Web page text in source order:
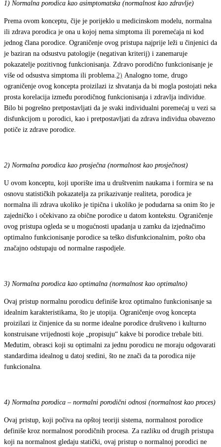
1) Normalna porodica kao asimptomatska (normalnost kao zdravlje)
Prema ovom konceptu, čije je porijeklo u medicinskom modelu, normalna
ili zdrava porodica je ona u kojoj nema simptoma ili poremećaja ni kod
jednog člana porodice. Ograničenje ovog pristupa najprije leži u činjenici da
je baziran na odsustvu patologije (negativan kriterij) i zanemaruje
pokazatelje pozitivnog funkcionisanja. Zdravo porodično funkcionisanje je
više od odsustva simptoma ili problema. 2) Analogno tome, drugo
ograničenje ovog koncepta proizilazi iz shvatanja da bi mogla postojati neka
prosta korelacija između porodičnog funkcionisanja i zdravlja individue.
Bilo bi pogrešno pretpostavljati da je svaki individualni poremećaj u vezi sa
disfunkcijom u porodici, kao i pretpostavljati da zdrava individua obavezno
potiče iz zdrave porodice.
2) Normalna porodica kao prosječna (normalnost kao prosječnost)
U ovom konceptu, koji uporište ima u društvenim naukama i formira se na
osnovu statističkih pokazatelja za prikazivanje realiteta, porodica je
normalna ili zdrava ukoliko je tipična i ukoliko je podudarna sa onim što je
zajedničko i očekivano za obične porodice u datom kontekstu. Ograničenje
ovog pristupa ogleda se u mogućnosti upadanja u zamku da izjednačimo
optimalno funkcionisanje porodice sa teško disfunkcionalnim, pošto oba
značajno odstupaju od normalne raspodjele.
3) Normalna porodica kao optimalna (normalnost kao optimalno)
Ovaj pristup normalnu porodicu definiše kroz optimalno funkcionisanje sa
idealnim karakteristikama, što je utopija. Ograničenje ovog koncepta
proizilazi iz činjenice da su norme idealne porodice društveno i kulturno
konstruisane vrijednosti koje „propisuju“ kakve bi porodice trebale biti.
Međutim, obrasci koji su optimalni za jednu porodicu ne moraju odgovarati
standardima idealnog u datoj sredini, što ne znači da ta porodica nije
funkcionalna.
4) Normalna porodica – normalni porodični odnosi (normalnost kao proces)
Ovaj pristup, koji počiva na opštoj teoriji sistema, normalnost porodice
definiše kroz normalnost porodičnih procesa. Za razliku od drugih pristupa
koji na normalnost gledaju statički, ovaj pristup o normalnoj porodici ne